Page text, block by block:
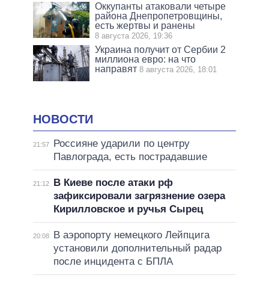
Оккупанты атаковали четыре
района Днепропетровщины,
есть жертвы и ранены
8 августа 2026, 19:36
Украина получит от Сербии 2
миллиона евро: на что
направят 8 августа 2026, 18:01
НОВОСТИ
21:57
Россияне ударили по центру
Павлограда, есть пострадавшие
21:12
В Киеве после атаки рф
зафиксировали загрязнение озера
Кирилловское и ручья Сырец
20:08
В аэропорту немецкого Лейпцига
установили дополнительный радар
после инцидента с БПЛА